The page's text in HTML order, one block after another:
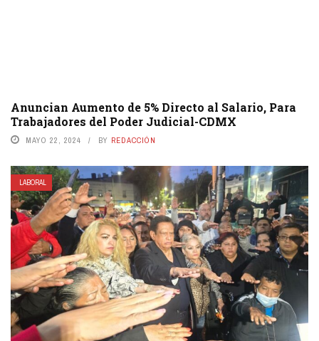
Anuncian Aumento de 5% Directo al Salario, Para
Trabajadores del Poder Judicial-CDMX
MAYO 22, 2024 BY REDACCIÓN
LABORAL